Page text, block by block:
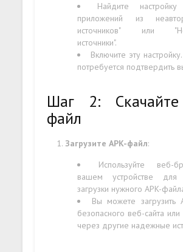
Найдите настройку
приложений из
источников" или
источники".
Включите эту
потребуется подтвердить
Шаг 2:
файл
Загрузите APK-файл:
Используйте веб-
вашем устройстве
загрузки нужного APK-
Вы можете загрузить
безопасного веб-сайта или
через другие надежные